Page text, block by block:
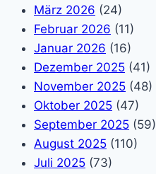
März 2026 (24)
Februar 2026 (11)
Januar 2026 (16)
Dezember 2025 (41)
November 2025 (48)
Oktober 2025 (47)
September 2025 (59)
August 2025 (110)
Juli 2025 (73)